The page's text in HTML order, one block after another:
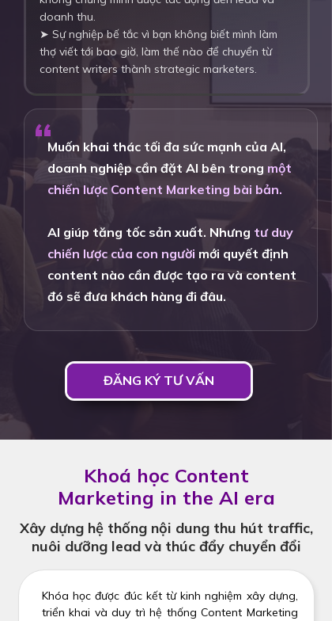
“Muốn khai thác tối đa sức mạnh của AI,
doanh nghiệp cần đặt AI bên trong một
chiến lược Content Marketing bài bản.
AI giúp tăng tốc sản xuất. Nhưng tư duy
chiến lược của con người mới quyết định
content nào cần được tạo ra và content
đó sẽ đưa khách hàng đi đâu.
ĐĂNG KÝ TƯ VẤN
doanh thu.
➤ Sự nghiệp bế tắc vì bạn không biết mình làm
thợ viết tới bao giờ, làm thế nào để chuyển từ
content writers thành strategic marketers.
Khoá học Content
Marketing in the AI era
Xây dựng hệ thống nội dung thu hút traffic,
nuôi dưỡng lead và thúc đẩy chuyển đổi
Khóa học được đúc kết từ kinh nghiệm xây dựng,
triển khai và duy trì hệ thống Content Marketing